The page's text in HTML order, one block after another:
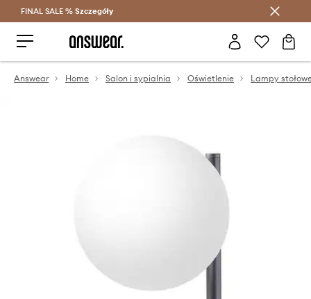
Oszczędzaj z Answear Club >
FINAL SALE % Szczegóły
Answear Home Salon i sypialnia Oświetlenie Lampy